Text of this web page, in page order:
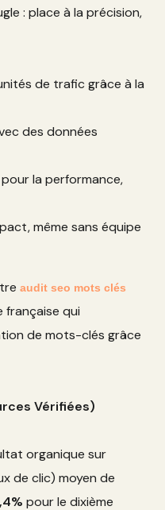
: place à la précision,
de trafic grâce à la
des données
la performance,
même sans équipe
audit seo mots clés
française qui
de mots-clés grâce
Vérifiées)
organique sur
de clic) moyen de
pour le dixième